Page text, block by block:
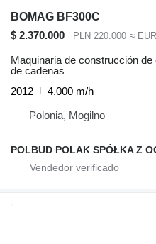
BOMAG BF300C
$ 2.370.000
PLN 220.000 ≈
Maquinaria de construcción
de cadenas
2012
4.000 m/h
Polonia, Mogilno